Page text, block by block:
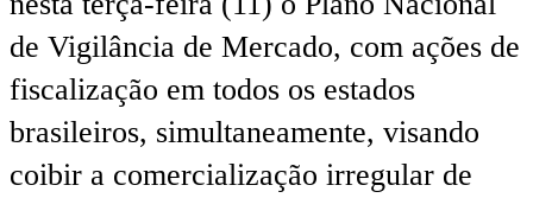
de Vigilância de Mercado, com ações de
fiscalização em todos os estados
brasileiros, simultaneamente, visando
coibir a comercialização irregular de